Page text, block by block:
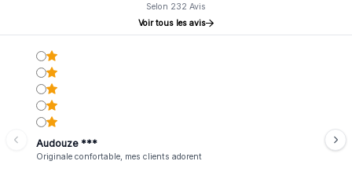
Selon 232 Avis
Voir tous les avis
Audouze ***
Originale confortable, mes clients adorent